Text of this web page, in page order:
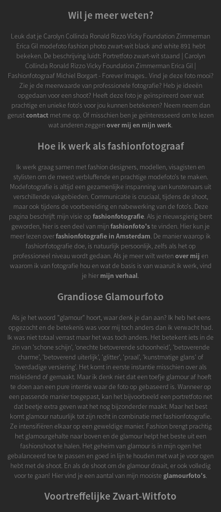
Wil je meer weten?
Leuk dat je Carolyn Collinda Ronald Rizzo Vicky Foundation Zimmerman
Erica Gil modefoto fashion photo zwart-wit black and white 891 hebt
bekeken. De beschrijving luidt: Portretfoto zwart-wit staand | Carolyn
Collinda Ronald Rizzo Vicky Foundation Zimmerman Erica Gil |
Fashionfotograaf Michiel Borgart - Forever Images.. Vind je deze foto mooi?
Zie je de meerwaarde van professionele fotografie? Heb je ideeën
opgedaan voor een shoot? Heeft deze foto je geïnspireerd over wat
prachtige en unieke foto's voor jou kunnen betekenen? Neem neem dan
gerustcontact met me op. Of misschien ben je geïnteresseerd om te lezen
wat anderen zeggenover mij en mijn werk.
Hoe ik werk als fashionfotograaf
Ik werk graag samen met fashion designers, modellen, visagisten en
stylisten om de meest verbluffende en prachtige modefoto's te maken.
Modefotografie is altijd een gezamenlijke inspanning van kunstenaars uit
verschillende vakgebieden. Communicatie is cruciaal, tijdens de shoot,
maar ook tijdens de voorbereiding en nabewerking van de foto's. Deze
pagina beschrijft mijn visie op fashionfotografie. Als je nieuwsgierig bent
geworden, hier is een deel van mijnfashionfoto'ste vinden. Hier kun je
meer lezen overfashionfotografie in Amsterdam. De manier waarop ik
fashionfotografie doe, is natuurlijk persoonlijk, zelfs als het op
professioneel niveau wordt gedaan. Als je meer wilt wetenover mij en
waarom ik van fotografie hou en wat de basis is van waaruit ik werk, vind
je hiermijn verhaal.
Grandiose Glamourfoto
Als je het woord "glamour" hoort, waar denk je dan aan? Ik heb het eens
opgezocht en de betekenis was voor mij toch anders dan ik verwacht had.
Ik was niet totaal verrast maar het was toch anders. Het betekent iets in de
zin van 'schone schijn', 'onechte betoverende schoonheid', 'betoverende
charme', 'betoverend uiterlijk', 'glitter', 'praal', 'kunstmatige glans' of
'overdadige versiering'. Het komt in eerste instantie misschien over als
misleidend of gemaakt. Maar ik denk niet dat een toefje glamour af hoeft
te doen aan een pure intentie waar de foto op gebaseerd is. Wanneer op
een passende manier toegepast, kan het bijvoorbeeld een portretfoto net
dat beetje extra geven wat het nog bijzonderder maakt. Maar het best
komt glamour natuurlijk tot zijn recht in combinatie met fashionfotografie.
Ze intensifiëren elkaar op een geweldige manier. Fashion brengt prachtig
het glamourgehalte naar boven en de glamour helpt het beste uit een
fashionshoot te halen. Het geheim van glamour is in mijn ogen het
gebalanceerd toe te passen en goed in lijn te houden met wat je voor ogen
hebt met de shoot. En als de shoot om de glamour draait, er ook volledig
voor te gaan! Hier vind je een aantal van mijn mooiste glamourfoto's.
Voortreffelijke Zwart-Witfoto